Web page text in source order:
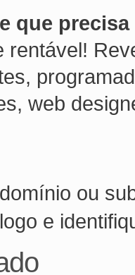
que
rentável!
web
ou
e